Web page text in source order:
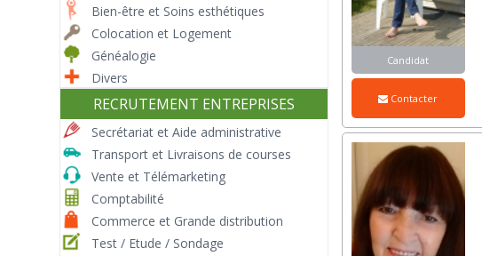
Candidat
Contacter
Bien-être et Soins esthétiques
Colocation et Logement
Généalogie
Divers
RECRUTEMENT ENTREPRISES
Secrétariat et Aide administrative
Transport et Livraisons de courses
Vente et Télémarketing
Comptabilité
Commerce et Grande distribution
Test / Etude / Sondage